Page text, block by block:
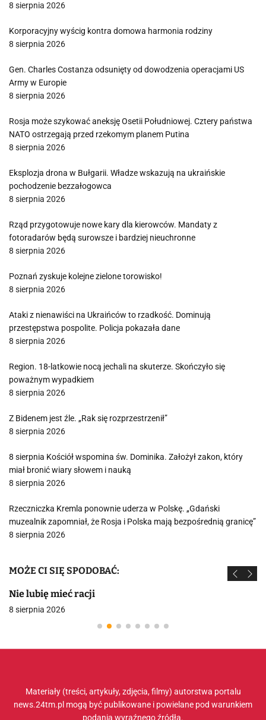
8 sierpnia 2026
Korporacyjny wyścig kontra domowa harmonia rodziny
8 sierpnia 2026
Gen. Charles Costanza odsunięty od dowodzenia operacjami US
Army w Europie
8 sierpnia 2026
Rosja może szykować aneksję Osetii Południowej. Cztery państwa
NATO ostrzegają przed rzekomym planem Putina
8 sierpnia 2026
Eksplozja drona w Bułgarii. Władze wskazują na ukraińskie
pochodzenie bezzałogowca
8 sierpnia 2026
Rząd przygotowuje nowe kary dla kierowców. Mandaty z
fotoradarów będą surowsze i bardziej nieuchronne
8 sierpnia 2026
Poznań zyskuje kolejne zielone torowisko!
8 sierpnia 2026
Ataki z nienawiści na Ukraińców to rzadkość. Dominują
przestępstwa pospolite. Policja pokazała dane
8 sierpnia 2026
Region. 18-latkowie nocą jechali na skuterze. Skończyło się
poważnym wypadkiem
8 sierpnia 2026
Z Bidenem jest źle. „Rak się rozprzestrzenił”
8 sierpnia 2026
8 sierpnia Kościół wspomina św. Dominika. Założył zakon, który
miał bronić wiary słowem i nauką
8 sierpnia 2026
Rzeczniczka Kremla ponownie uderza w Polskę. „Gdański
muzealnik zapomniał, że Rosja i Polska mają bezpośrednią granicę”
8 sierpnia 2026
MOŻE CI SIĘ SPODOBAĆ:
Nie lubię mieć racji
8 sierpnia 2026
Materiały (treści, artykuły, zdjęcia, filmy) autorstwa portalu
news.24tm.pl mogą być publikowane i powielane pod warunkiem
podania wyraźnego źródła.